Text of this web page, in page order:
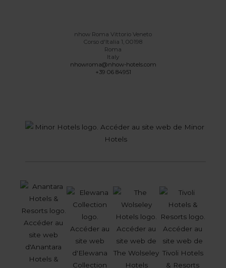
nhow Roma Vittorio Veneto
Corso d'Italia 1, 00198
Roma
Italy
nhowroma@nhow-hotels.com
+39 06 84951